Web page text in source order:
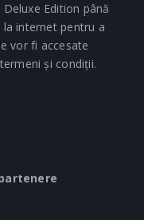
Edition până
la internet pentru a
vor fi accesate
și condiții.